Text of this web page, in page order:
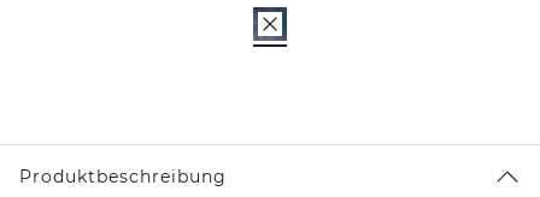
Produktbeschreibung